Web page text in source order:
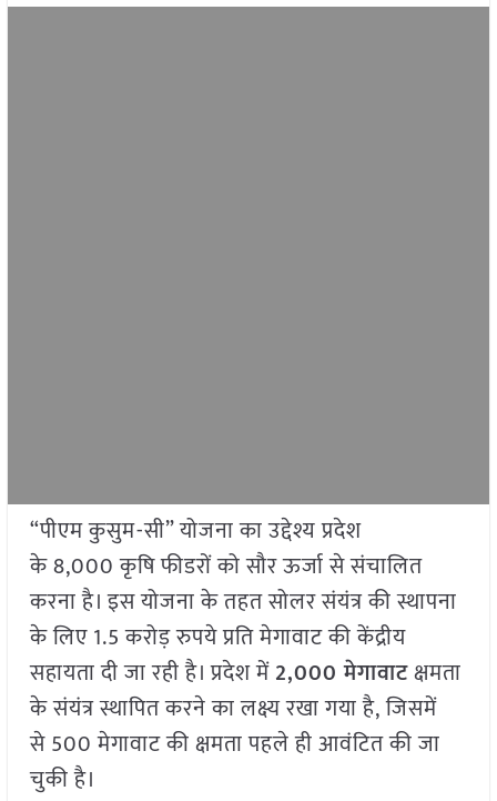
“पीएम कुसुम-सी” योजना का उद्देश्य प्रदेश
के 8,000 कृषि फीडरों को सौर ऊर्जा से संचालित
करना है। इस योजना के तहत सोलर संयंत्र की स्थापना
के लिए 1.5 करोड़ रुपये प्रति मेगावाट की केंद्रीय
सहायता दी जा रही है। प्रदेश में2,000मेगावाटक्षमता
के संयंत्र स्थापित करने का लक्ष्य रखा गया है, जिसमें
से 500 मेगावाट की क्षमता पहले ही आवंटित की जा
चुकी है।